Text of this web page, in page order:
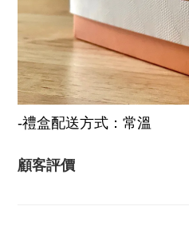
-禮盒配送方式：常溫
顧客評價